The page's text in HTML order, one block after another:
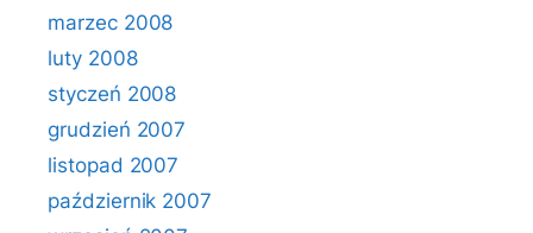
marzec 2008
luty 2008
styczeń 2008
grudzień 2007
listopad 2007
październik 2007